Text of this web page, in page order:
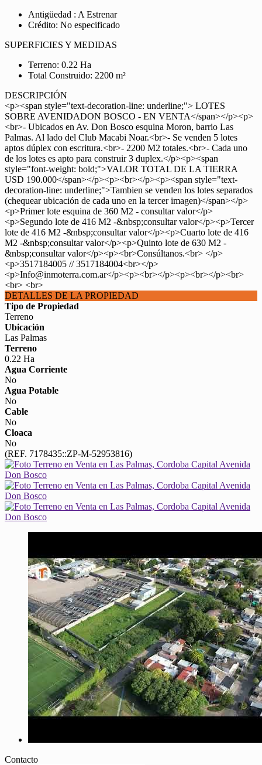
Antigüedad : A Estrenar
Crédito: No especificado
SUPERFICIES Y MEDIDAS
Terreno: 0.22 Ha
Total Construido: 2200 m²
DESCRIPCIÓN
<p><span style="text-decoration-line: underline;"> LOTES
SOBRE AVENIDADON BOSCO - EN VENTA</span></p><p>
<br>- Ubicados en Av. Don Bosco esquina Moron, barrio Las
Palmas. Al lado del Club Macabi Noar.<br>- Se venden 5 lotes
aptos dúplex con escritura.<br>- 2200 M2 totales.<br>- Cada uno
de los lotes es apto para construir 3 duplex.</p><p><span
style="font-weight: bold;">VALOR TOTAL DE LA TIERRA
USD 190.000</span></p><p><br></p><p><span style="text-
decoration-line: underline;">Tambien se venden los lotes separados
(chequear ubicación de cada uno en la tercer imagen)</span></p>
<p>Primer lote esquina de 360 M2 - consultar valor</p>
<p>Segundo lote de 416 M2 -&nbsp;consultar valor</p><p>Tercer
lote de 416 M2 -&nbsp;consultar valor</p><p>Cuarto lote de 416
M2 -&nbsp;consultar valor</p><p>Quinto lote de 630 M2 -
&nbsp;consultar valor</p><p><br>Consúltanos.<br> </p>
<p>3517184005 // 3517184004<br></p>
<p>Info@inmoterra.com.ar</p><p><br></p><p><br></p><br>
<br> <br>
DETALLES DE LA PROPIEDAD
Tipo de Propiedad
Terreno
Ubicación
Las Palmas
Terreno
0.22 Ha
Agua Corriente
No
Agua Potable
No
Cable
No
Cloaca
No
(REF. 7178435::ZP-M-52953816)
Contacto